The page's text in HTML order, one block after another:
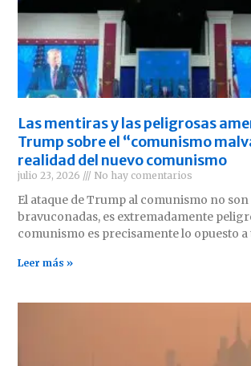
Las mentiras y las peligrosas
Trump sobre el “comunismo
realidad del nuevo comunismo
julio 23, 2026 No hay comentarios
El ataque de Trump al comunismo no
bravuconadas, es extremadamente
comunismo es precisamente lo opuesto a
Leer más »